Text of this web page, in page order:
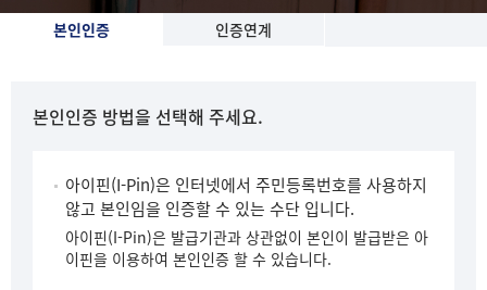
본인인증 인증연계
본인인증 방법을 선택해 주세요.
아이핀(I-Pin)은 인터넷에서 주민등록번호를 사용하지
않고 본인임을 인증할 수 있는 수단 입니다.
아이핀(I-Pin)은 발급기관과 상관없이 본인이 발급받은 아
이핀을 이용하여 본인인증 할 수 있습니다.